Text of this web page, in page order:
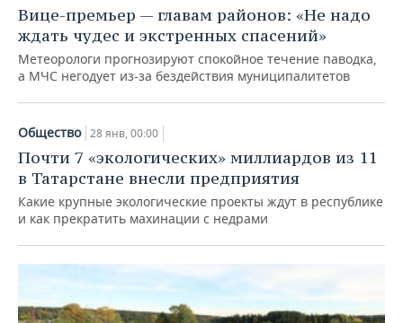
Вице-премьер — главам районов: «Не надо
ждать чудес и экстренных спасений»
Метеорологи прогнозируют спокойное течение паводка,
а МЧС негодует из-за бездействия муниципалитетов
Общество 28 янв, 00:00
Почти 7 «экологических» миллиардов из 11
в Татарстане внесли предприятия
Какие крупные экологические проекты ждут в республике
и как прекратить махинации с недрами